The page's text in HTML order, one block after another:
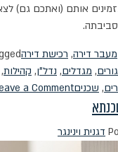
אותם (ואתכם גם)
מעבר דירה, רכישת דירה
, מגדלים, נדל"ן, קהילות,
, שכניםa Comment
דגנית וינינגר